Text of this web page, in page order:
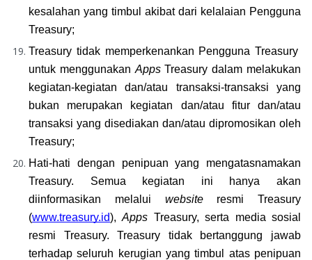
kesalahan yang timbul akibat dari kelalaian Pengguna
Treasury;
Treasury tidak memperkenankan Pengguna Treasury
untuk menggunakan Apps Treasury dalam melakukan
kegiatan-kegiatan dan/atau transaksi-transaksi yang
bukan merupakan kegiatan dan/atau fitur dan/atau
transaksi yang disediakan dan/atau dipromosikan oleh
Treasury;
Hati-hati dengan penipuan yang mengatasnamakan
Treasury. Semua kegiatan ini hanya akan
diinformasikan melalui website resmi Treasury
(www.treasury.id), Apps Treasury, serta media sosial
resmi Treasury. Treasury tidak bertanggung jawab
terhadap seluruh kerugian yang timbul atas penipuan